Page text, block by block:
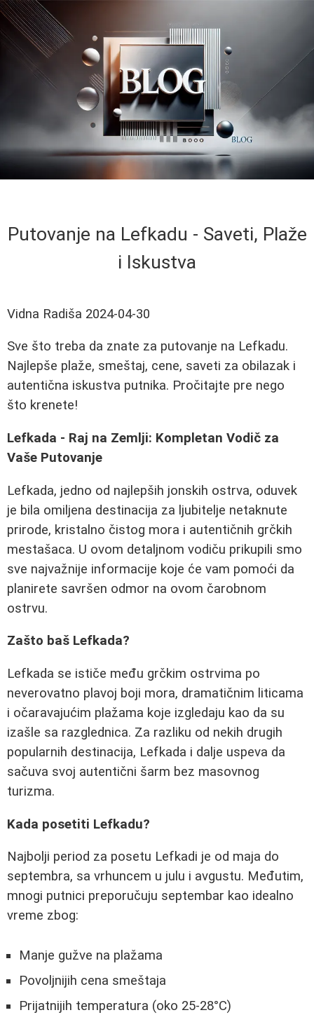
Putovanje na Lefkadu - Saveti, Plaže
i Iskustva
Vidna Radiša 2024-04-30
Sve što treba da znate za putovanje na Lefkadu.
Najlepše plaže, smeštaj, cene, saveti za obilazak i
autentična iskustva putnika. Pročitajte pre nego
što krenete!
Lefkada - Raj na Zemlji: Kompletan Vodič za
Vaše Putovanje
Lefkada, jedno od najlepših jonskih ostrva, oduvek
je bila omiljena destinacija za ljubitelje netaknute
prirode, kristalno čistog mora i autentičnih grčkih
mestašaca. U ovom detaljnom vodiču prikupili smo
sve najvažnije informacije koje će vam pomoći da
planirete savršen odmor na ovom čarobnom
ostrvu.
Zašto baš Lefkada?
Lefkada se ističe među grčkim ostrvima po
neverovatno plavoj boji mora, dramatičnim liticama
i očaravajućim plažama koje izgledaju kao da su
izašle sa razglednica. Za razliku od nekih drugih
popularnih destinacija, Lefkada i dalje uspeva da
sačuva svoj autentični šarm bez masovnog
turizma.
Kada posetiti Lefkadu?
Najbolji period za posetu Lefkadi je od maja do
septembra, sa vrhuncem u julu i avgustu. Međutim,
mnogi putnici preporučuju septembar kao idealno
vreme zbog:
Manje gužve na plažama
Povoljnijih cena smeštaja
Prijatnijih temperatura (oko 25-28°C)